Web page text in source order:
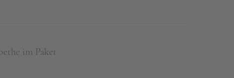
im Paket